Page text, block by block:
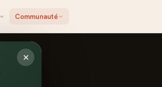
Communauté
✕